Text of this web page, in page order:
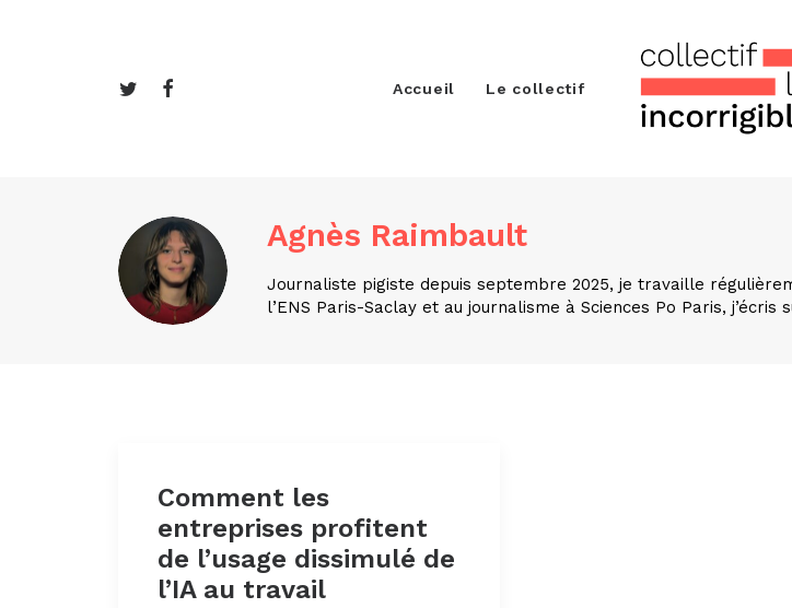
Accueil Le collectif
Agnès Raimbault
Journaliste pigiste depuis septembre 2025, je travaille
l’ENS Paris-Saclay et au journalisme à Sciences Po Paris,
Comment les
entreprises profitent
de l’usage dissimulé de
l’IA au travail